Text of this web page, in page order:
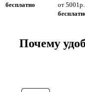
бесплатно
от
Почему